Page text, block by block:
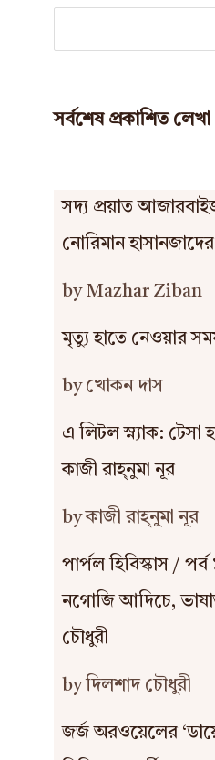
সর্বশেষ প্রকাশিত লেখা
সদ্য প্রয়াত
নোরিমান
by Mazhar Ziban
মৃত্যু হাতে নেওয়ার
by খোকন দাস
এ লিটল স্ন্যাক: টেসা
কাজী রাহ্‌নুমা নূর
by কাজী রাহ্‌নুমা নূর
পার্পল হিবিস্কাস / পর্ব
নগোজি আদিচে,
চৌধুরী
by দিলশাদ চৌধুরী
জর্জ অরওয়েলের